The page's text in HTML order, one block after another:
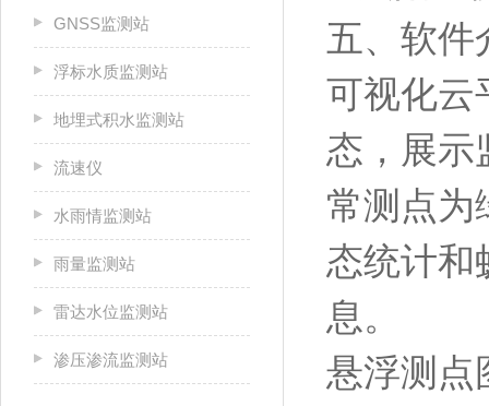
GNSS监测站
浮标水质监测站
地埋式积水监测站
流速仪
水雨情监测站
雨量监测站
雷达水位监测站
渗压渗流监测站
五、软件
可视化云
态，展示
常测点为
态统计和
息。
悬浮测点